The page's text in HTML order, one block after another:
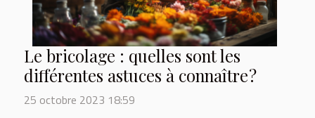
Le bricolage : quelles sont les
différentes astuces à connaître ?
25 octobre 2023 18:59